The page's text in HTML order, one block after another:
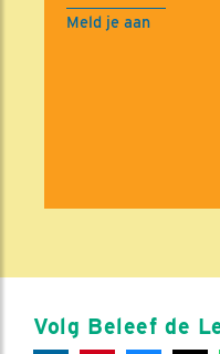
Meld je aan
Volg Beleef de